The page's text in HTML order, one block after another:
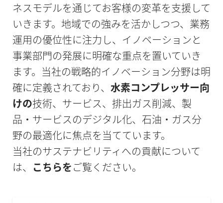
ネスモデルを通じてお客様の変革を支援して
いきます。地域での強みを活かしつつ、業務
運用の優位性に注力し、イノベーションと
事業部門の発展に明確な重点を置いていき
ます。当社の戦略的イノベーション分野は明
確に定義されており、 水素コンプレッサー向
けの技術、サービス、排出ガス削減、製
品・サービスのデジタル化、石油・ガス分
野の最適化に焦点を当てています。
当社のサステナビリティへの貢献について
は、 こちらをご覧ください。